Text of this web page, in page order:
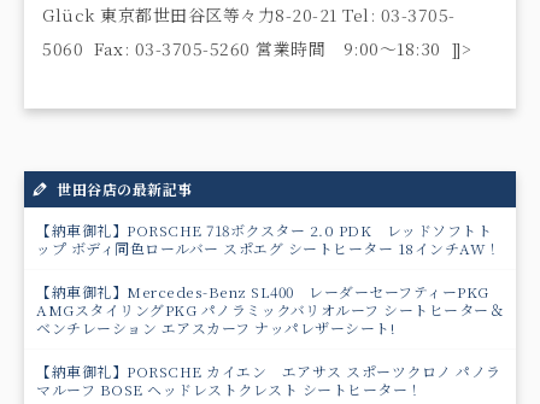
Glück 東京都世田谷区等々力8-20-21 Tel: 03-3705-
5060 Fax: 03-3705-5260 営業時間 9:00〜18:30 ]]>
世田谷店の最新記事
【納車御礼】PORSCHE 718ボクスター 2.0 PDK レッドソフトト
ップ ボディ同色ロールバー スポエグ シートヒーター 18インチAW！
【納車御礼】Mercedes-Benz SL400 レーダーセーフティーPKG
AMGスタイリングPKG パノラミックバリオルーフ シートヒーター＆
ベンチレーション エアスカーフ ナッパレザーシート!
【納車御礼】PORSCHE カイエン エアサス スポーツクロノ パノラ
マルーフ BOSE ヘッドレストクレスト シートヒーター！